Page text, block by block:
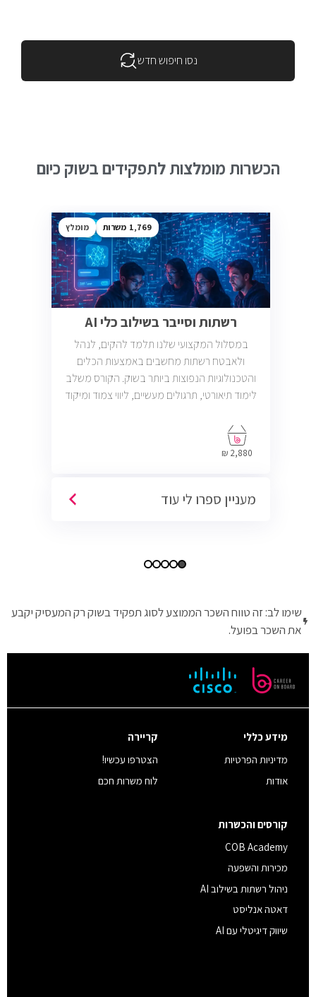
נסו חיפוש חדש
הכשרות מומלצות לתפקידים בשוק כיום
1,769 מומלץ
רשתות וסייבר בשילוב כלי AI
במסלול המקצועי שלנו תלמד להקים, לנהל
ולאבטח רשתות מחשבים באמצעות הכלים
והטכנולוגיות הנפוצות ביותר בשוק. הקורס משלב
לימוד תיאורטי, תרגולים מעשיים, ליווי צמוד ומיקוד
2,880 ₪
מעניין ספרו לי עוד
שימו לב: זה טווח השכר הממוצע לסוג תפקיד בשוק רק המעסיק יקבע
את השכר בפועל.
מידע כללי
מדיניות הפרטיות
אודות
קריירה
הצטרפו עכשיו!
לוח משרות חכם
קורסים והכשרות
COB Academy
מכירות והשפעה
ניהול רשתות בשילוב AI
דאטה אנליסט
שיווק דיגיטלי עם AI